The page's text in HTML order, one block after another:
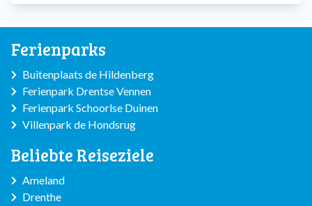
Ferienparks
Buitenplaats de Hildenberg
Ferienpark Drentse Vennen
Ferienpark Schoorlse Duinen
Villenpark de Hondsrug
Beliebte Reiseziele
Ameland
Drenthe